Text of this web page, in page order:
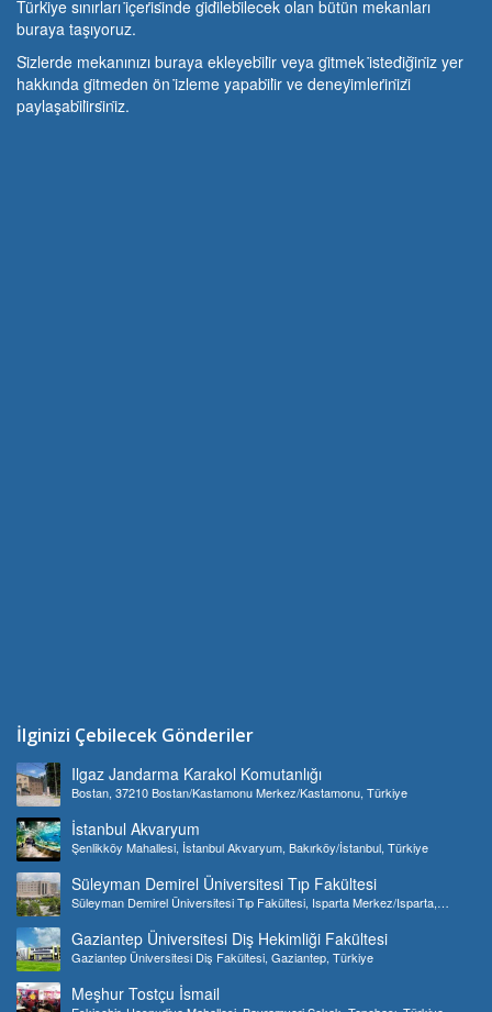
Türki̇ye sınırları i̇çeri̇si̇nde gi̇di̇lebi̇lecek olan bütün mekanları
buraya taşıyoruz.
Si̇zlerde mekanınızı buraya ekleyebi̇li̇r veya gi̇tmek i̇stedi̇ği̇ni̇z yer
hakkında gi̇tmeden ön i̇zleme yapabi̇li̇r ve deneyi̇mleri̇ni̇zi̇
paylaşabi̇li̇rsi̇ni̇z.
İlginizi Çebilecek Gönderiler
Ilgaz Jandarma Karakol Komutanlığı
Bostan, 37210 Bostan/Kastamonu Merkez/Kastamonu, Türkiye
İstanbul Akvaryum
Şenlikköy Mahallesi, İstanbul Akvaryum, Bakırköy/İstanbul, Türkiye
Süleyman Demirel Üniversitesi Tıp Fakültesi
Süleyman Demirel Üniversitesi Tıp Fakültesi, Isparta Merkez/Isparta,
Gaziantep Üniversitesi Diş Hekimliği Fakültesi
Gaziantep Üniversitesi Diş Fakültesi, Gaziantep, Türkiye
Meşhur Tostçu İsmail